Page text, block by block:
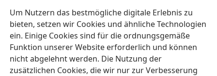
Um Nutzern das bestmögliche digitale Erlebnis zu
bieten, setzen wir Cookies und ähnliche Technologien
ein. Einige Cookies sind für die ordnungsgemäße
Funktion unserer Website erforderlich und können
nicht abgelehnt werden. Die Nutzung der
zusätzlichen Cookies, die wir nur zur Verbesserung
Mithäftlingen und erweckten bei einigen Interesse. Die
erste Nacht im Gefängnis verlief friedlich. Es wurden
viele Gespräche geführt. Diese Brüder büßten nur
einen Monat von ihrer Strafe ab, weil für sie Kaution
gezahlt wurde.